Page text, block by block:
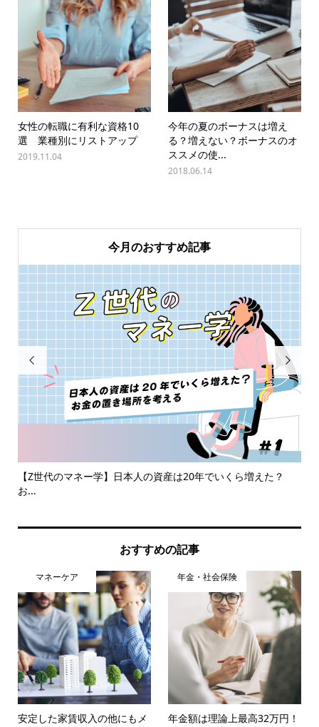
女性の転職に有利な資格10
選 業種別にリストアップ
2019.11.04
今年の夏のボーナスは増え
る？増えない？ボーナスのオ
ススメの使...
2018.06.14
今月のおすすめ記事

【Z世代のマネー学】日本人の資産は20年でいくら増えた？
お...

おすすめの記事
マネーケア
安定した家賃収入の他にもメ
年金・社会保険
年金額は理論上最高32万円！